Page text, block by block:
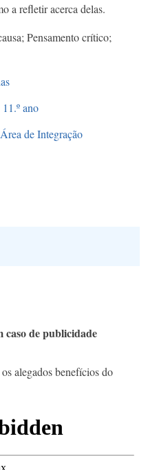
a refletir acerca delas.
Pensamento crítico;
11.º ano
Área de Integração
de publicidade
alegados benefícios do